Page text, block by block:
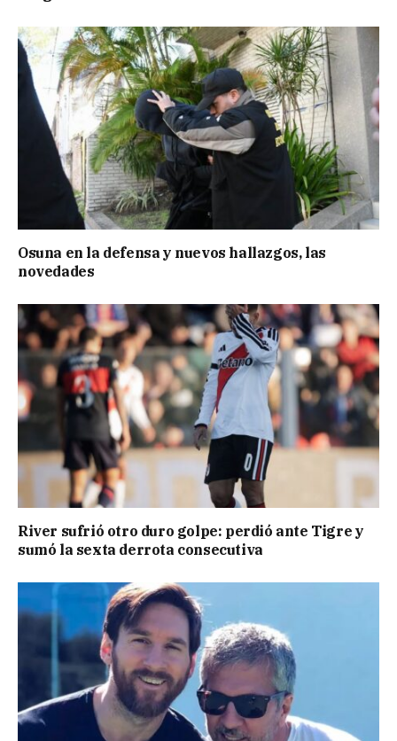
Osuna en la defensa y nuevos hallazgos, las
novedades
River sufrió otro duro golpe: perdió ante Tigre y
sumó la sexta derrota consecutiva